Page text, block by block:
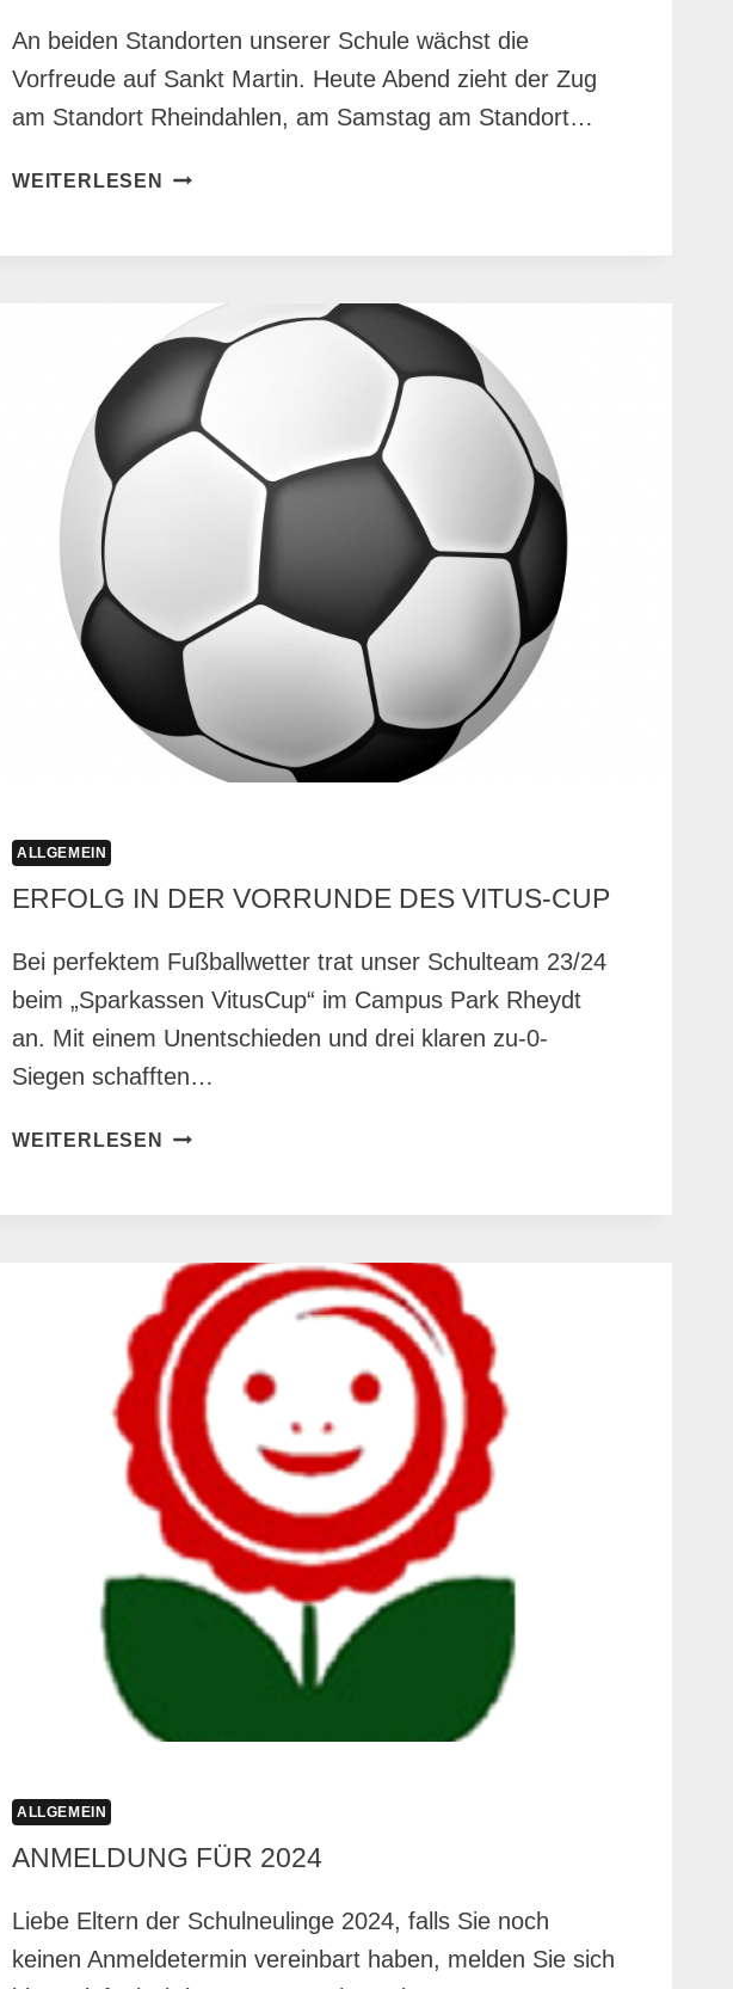
An beiden Standorten unserer Schule wächst die
Vorfreude auf Sankt Martin. Heute Abend zieht der Zug
am Standort Rheindahlen, am Samstag am Standort…
WEITERLESEN
VORFREUDE
ALLGEMEIN
ERFOLG IN DER VORRUNDE DES VITUS-CUP
Bei perfektem Fußballwetter trat unser Schulteam 23/24
beim „Sparkassen VitusCup“ im Campus Park Rheydt
an. Mit einem Unentschieden und drei klaren zu-0-
Siegen schafften…
WEITERLESEN
ERFOLG
VITUS-
CUP
ALLGEMEIN
ANMELDUNG FÜR 2024
Liebe Eltern der Schulneulinge 2024, falls Sie noch
keinen Anmeldetermin vereinbart haben, melden Sie sich